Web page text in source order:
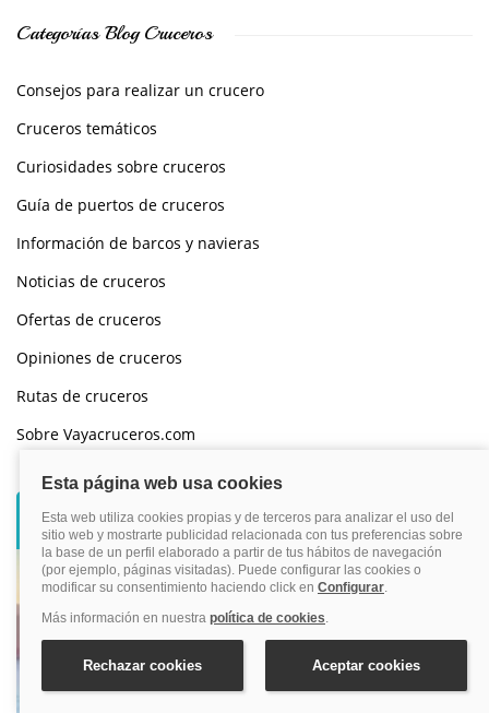
Categorías Blog Cruceros
Consejos para realizar un crucero
Cruceros temáticos
Curiosidades sobre cruceros
Guía de puertos de cruceros
Información de barcos y navieras
Noticias de cruceros
Ofertas de cruceros
Opiniones de cruceros
Rutas de cruceros
Sobre Vayacruceros.com
Busca tu crucero
Destino